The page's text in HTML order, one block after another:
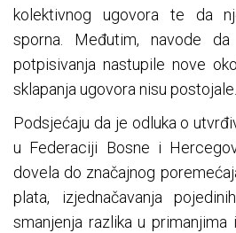
kolektivnog ugovora te da
sporna. Međutim, navode
potpisivanja nastupile nove
sklapanja ugovora nisu postojale.
Podsjećaju da je odluka o
u Federaciji Bosne i
dovela do značajnog
plata, izjednačavanja
smanjenja razlika u